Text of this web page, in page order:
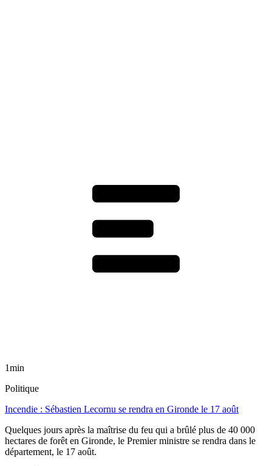
1min
Politique
Incendie : Sébastien Lecornu se rendra en Gironde le 17 août
Quelques jours après la maîtrise du feu qui a brûlé plus de 40 000
hectares de forêt en Gironde, le Premier ministre se rendra dans le
département, le 17 août.